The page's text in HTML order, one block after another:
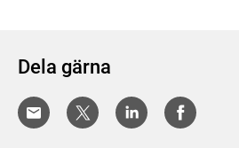
Dela gärna